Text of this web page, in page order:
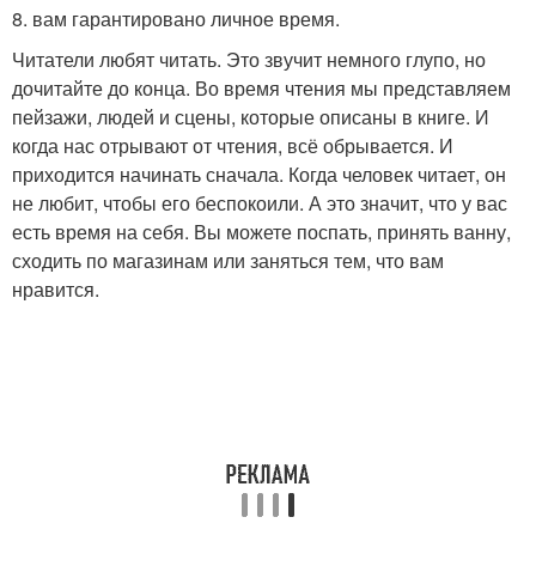
8. вам гарантировано личное время.
Читатели любят читать. Это звучит немного глупо, но
дочитайте до конца. Во время чтения мы представляем
пейзажи, людей и сцены, которые описаны в книге. И
когда нас отрывают от чтения, всё обрывается. И
приходится начинать сначала. Когда человек читает, он
не любит, чтобы его беспокоили. А это значит, что у вас
есть время на себя. Вы можете поспать, принять ванну,
сходить по магазинам или заняться тем, что вам
нравится.